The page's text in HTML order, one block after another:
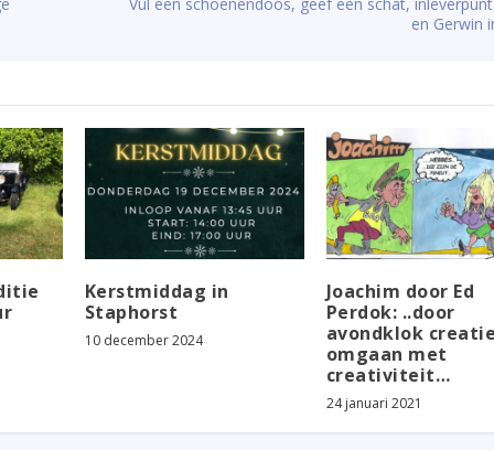
en Gerwin
Kerstmiddag in
Staphorst
10 december 2024
Joachim door Ed
Perdok: ..door
avondklok
omgaan met
creativiteit…
24 januari 2021